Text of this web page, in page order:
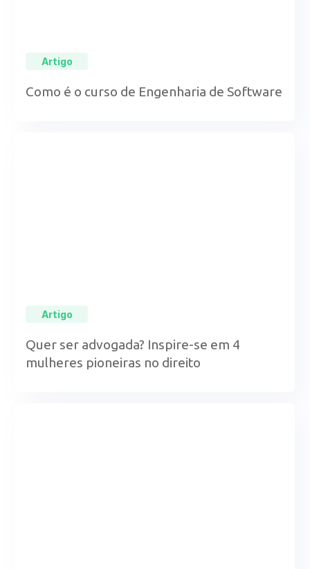
Artigo
Como é o curso de Engenharia de Software
Artigo
Quer ser advogada? Inspire-se em 4
mulheres pioneiras no direito